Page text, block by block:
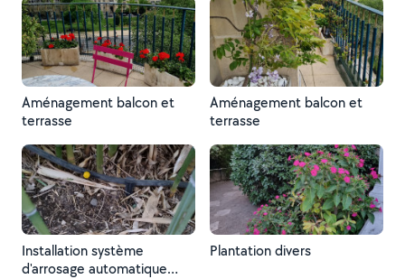
Aménagement balcon et
terrasse
Aménagement balcon et
terrasse
Installation système
d'arrosage automatique
Plantation divers